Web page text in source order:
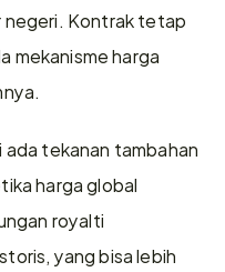
negeri. Kontrak tetap
mekanisme harga
ada tekanan tambahan
harga global
royalti
yang bisa lebih